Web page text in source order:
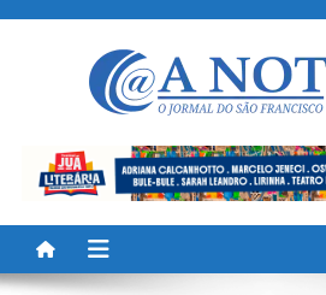
A Noticia Do Vale